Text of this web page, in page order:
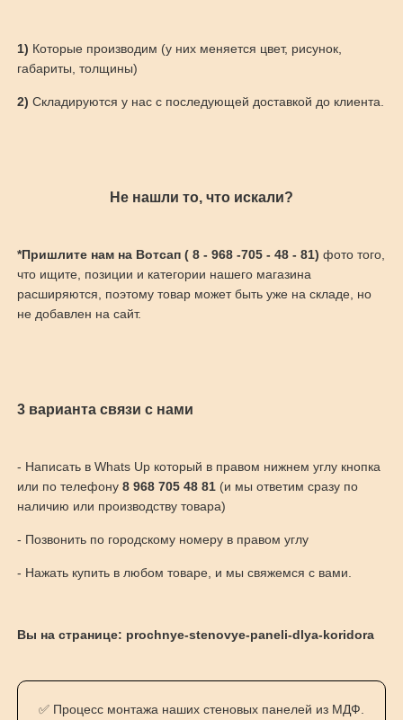
1) Которые производим (у них меняется цвет, рисунок,
габариты, толщины)
2) Складируются у нас с последующей доставкой до клиента.
Не нашли то, что искали?
*Пришлите нам на Вотсап ( 8 - 968 -705 - 48 - 81) фото того,
что ищите, позиции и категории нашего магазина
расширяются, поэтому товар может быть уже на складе, но
не добавлен на сайт.
3 варианта связи с нами
- Написать в Whats Up который в правом нижнем углу кнопка
или по телефону 8 968 705 48 81(и мы ответим сразу по
наличию или производству товара)
- Позвонить по городскому номеру в правом углу
- Нажать купить в любом товаре, и мы свяжемся с вами.
Вы на странице: prochnye-stenovye-paneli-dlya-koridora
✅ Процесс монтажа наших стеновых панелей из МДФ.